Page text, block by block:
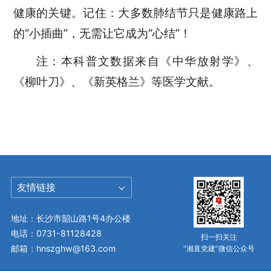
健康的关键。记住：大多数肺结节只是健康路上
的“小插曲”，无需让它成为“心结”！
注： 本科普文数据来自《中华放射学》、
《柳叶刀》、《新英格兰》等医学文献。
友情链接
地址：长沙市韶山路1号4办公楼
电话：0731-81128428
邮箱：hnszghw@163.com
扫一扫关注
“湘直党建”微信公众号